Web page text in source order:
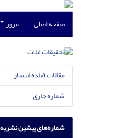
صفحه اصلی مرور
مقالات آماده انتشار
شماره جاری
شماره‌های پیشین نشریه